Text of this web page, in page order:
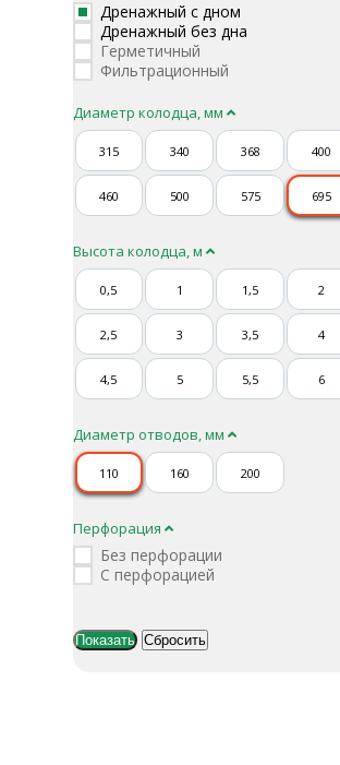
Дренажный с дном
Дренажный без дна
Герметичный
Фильтрационный
Диаметр колодца, мм
315 340 368 400
460 500 575 695
Высота колодца, м
0,5 1 1,5 2
2,5 3 3,5 4
4,5 5 5,5 6
Диаметр отводов, мм
110 160 200
Перфорация
Без перфорации
С перфорацией